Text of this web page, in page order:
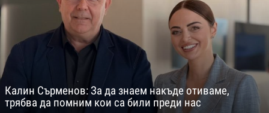
Калин Сърменов: За да знаем накъде отиваме,
трябва да помним кои са били преди нас